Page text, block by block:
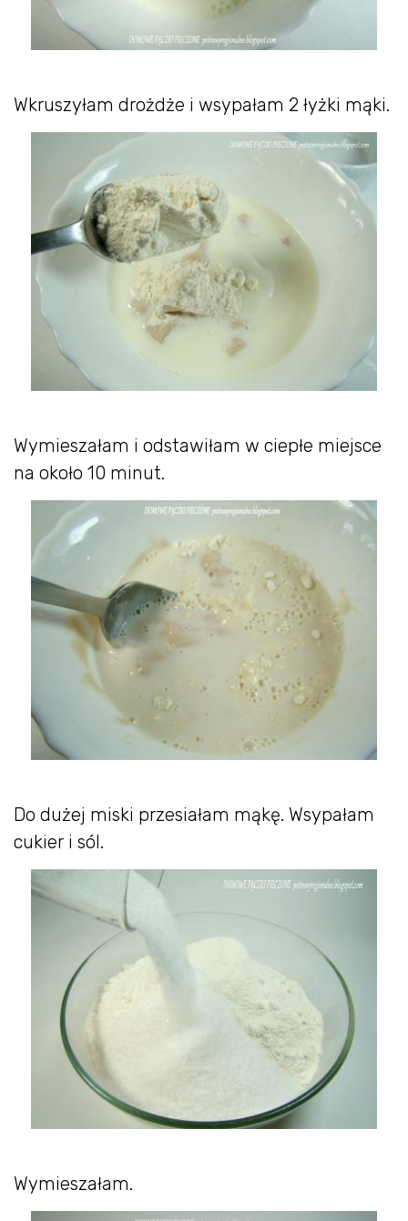
Wkruszyłam drożdże i wsypałam 2 łyżki mąki.
Wymieszałam i odstawiłam w ciepłe miejsce
na około 10 minut.
Do dużej miski przesiałam mąkę. Wsypałam
cukier i sól.
Wymieszałam.